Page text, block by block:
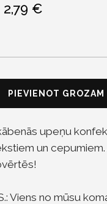
2,79 €
PIEVIENOT GROZAM
upeņu
un
Viens no mūsu